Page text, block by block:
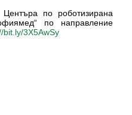
по роботизирана
по направление
bit.ly/3X5AwSy